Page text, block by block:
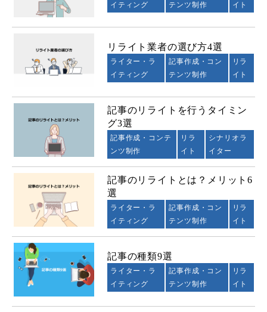
イティング
テンツ制作
イト
リライト業者の選び方4選
ライター・ラ
イティング
記事作成・コン
テンツ制作
リラ
イト
記事のリライトを行うタイミン
グ3選
記事作成・コンテ
ンツ制作
リラ
イト
シナリオラ
イター
記事のリライトとは？メリット6
選
ライター・ラ
イティング
記事作成・コン
テンツ制作
リラ
イト
記事の種類9選
ライター・ラ
イティング
記事作成・コン
テンツ制作
リラ
イト